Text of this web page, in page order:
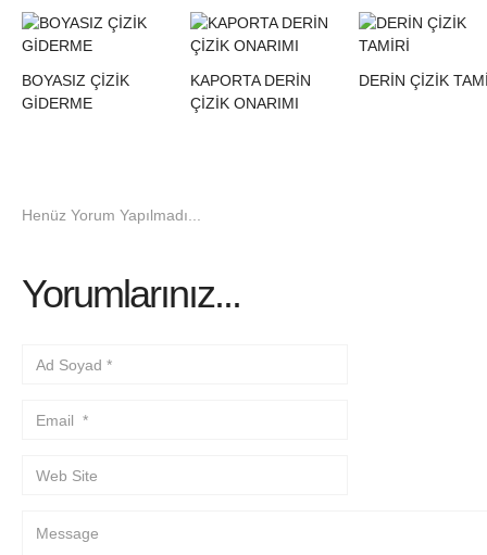
BOYASIZ ÇİZİK
GİDERME
KAPORTA DERİN
ÇİZİK ONARIMI
DERİN ÇİZİK
Henüz Yorum Yapılmadı...
Yorumlarınız...